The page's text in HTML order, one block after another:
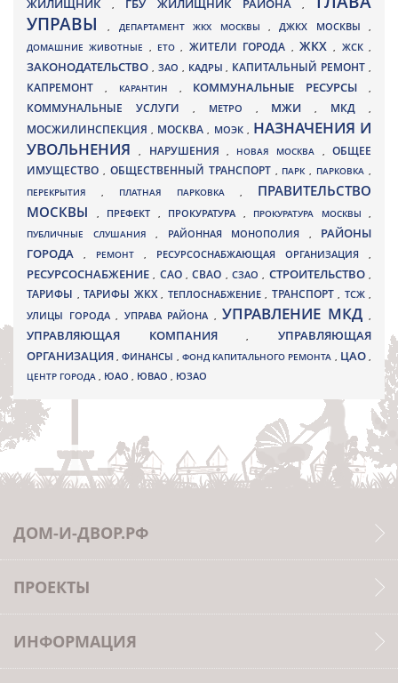
ЖИЛИЩНИК
, ГБУ ЖИЛИЩНИК РАЙОНА,
УПРАВЫ, ДЕПАРТАМЕНТ ЖКХ МОСКВЫ ,ДЖКХ МОСКВЫ ,
ДОМАШНИЕ ЖИВОТНЫЕ , ЕТО, ЖИТЕЛИ ГОРОДА , ЖКХ, ЖСК,
ЗАКОНОДАТЕЛЬСТВО , ЗАО , КАДРЫ, КАПИТАЛЬНЫЙ РЕМОНТ ,
КАПРЕМОНТ , КАРАНТИН , КОММУНАЛЬНЫЕ РЕСУРСЫ,
КОММУНАЛЬНЫЕ УСЛУГИ , МЕТРО , МЖИ, МКД ,
МОСЖИЛИНСПЕКЦИЯ, МОСКВА , МОЭК , НАЗНАЧЕНИЯ И
УВОЛЬНЕНИЯ, НАРУШЕНИЯ , НОВАЯ МОСКВА ,ОБЩЕЕ
ИМУЩЕСТВО , ОБЩЕСТВЕННЫЙ ТРАНСПОРТ , ПАРК, ПАРКОВКА ,
ПЕРЕКРЫТИЯ , ПЛАТНАЯ ПАРКОВКА , ПРАВИТЕЛЬСТВО
МОСКВЫ
, ПРЕФЕКТ , ПРОКУРАТУРА , ПРОКУРАТУРА МОСКВЫ ,
ПУБЛИЧНЫЕ СЛУШАНИЯ , РАЙОННАЯ МОНОПОЛИЯ , РАЙОНЫ
ГОРОДА
, РЕМОНТ , РЕСУРСОСНАБЖАЮЩАЯ ОРГАНИЗАЦИЯ ,
РЕСУРСОСНАБЖЕНИЕ, САО,СВАО ,СЗАО, СТРОИТЕЛЬСТВО,
ТАРИФЫ , ТАРИФЫ ЖКХ , ТЕПЛОСНАБЖЕНИЕ , ТРАНСПОРТ , ТСЖ ,
УЛИЦЫ ГОРОДА , УПРАВА РАЙОНА , УПРАВЛЕНИЕ МКД ,
УПРАВЛЯЮЩАЯ КОМПАНИЯ,УПРАВЛЯЮЩАЯ
ОРГАНИЗАЦИЯ,ФИНАНСЫ , ФОНД КАПИТАЛЬНОГО РЕМОНТА , ЦАО,
ЦЕНТР ГОРОДА , ЮАО , ЮВАО , ЮЗАО
ДОМ-И-ДВОР.РФ
ПРОЕКТЫ
ИНФОРМАЦИЯ